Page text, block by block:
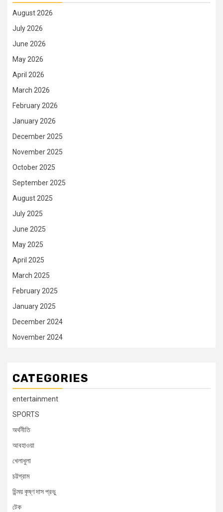
August 2026
July 2026
June 2026
May 2026
April 2026
March 2026
February 2026
January 2026
December 2025
November 2025
October 2025
September 2025
August 2025
July 2025
June 2025
May 2025
April 2025
March 2025
February 2025
January 2025
December 2024
November 2024
CATEGORIES
entertainment
SPORTS
অর্থনীতি
আবহাওয়া
খেলাধুলা
চট্টগ্রাম
চিন্ময় কৃষ্ণ দাস প্রভু
টেক